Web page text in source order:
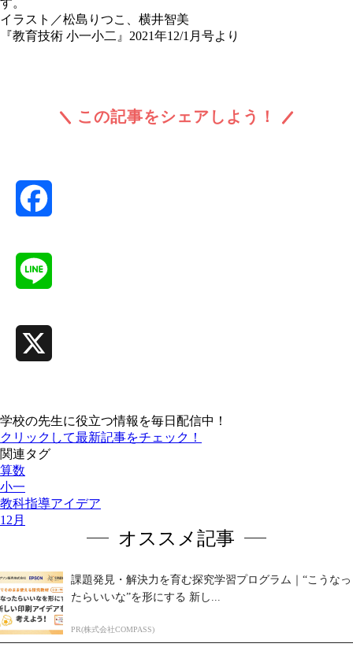
イラスト／松島りつこ、横井智美
『教育技術 小一小二』2021年12/1月号より
この記事をシェアしよう！
学校の先生に役立つ情報を毎日配信中！
クリックして最新記事をチェック！
関連タグ
算数
小一
教科指導アイデア
12月
オススメ記事
課題発見・解決力を育む探究学習プログラム｜“こうなっ
たらいいな”を形にする 新し...
PR(株式会社COMPASS)